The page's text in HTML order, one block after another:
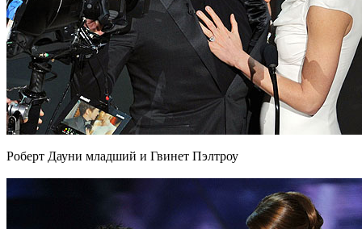
Роберт Дауни младший и Гвинет Пэлтроу